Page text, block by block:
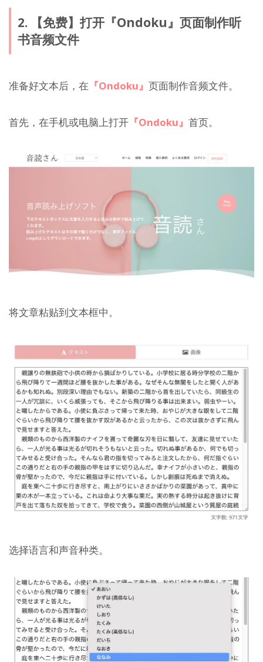
2. 【免费】打开『Ondoku』页面制作听
书音频文件
准备好文本后，在 『Ondoku』 页面制作音频文件。
首先，在手机或电脑上打开 『Ondoku』 首页。
将文章粘贴到文本框中。
选择语言和声音种类。